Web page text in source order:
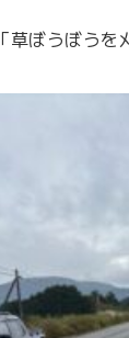
「草ぼうぼう